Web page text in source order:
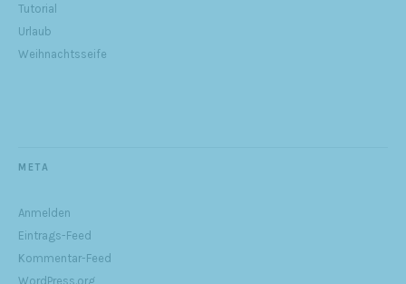
Tutorial
Urlaub
Weihnachtsseife
META
Anmelden
Eintrags-Feed
Kommentar-Feed
WordPress.org